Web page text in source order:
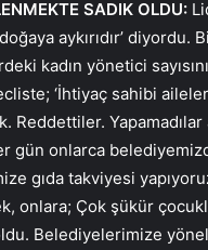
SADIK OLDU:
aykırıdır’ diyordu.
kadın yönetici
‘İhtiyaç sahibi
Reddettiler. Yapamadılar
gün onlarca
gıda takviyesi
onlara; Çok şükür
Belediyelerimize